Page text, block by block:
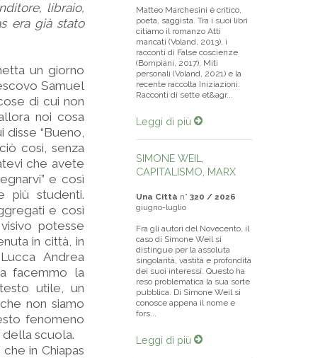
libraio,
era già stato
un giorno
Samuel
di cui non
noi cosa
disse “Bueno,
così, senza
che avete
e così
più studenti.
e così
potesse
in città, in
Andrea
facemmo la
utile, un
non siamo
fenomeno
scuola.
in Chiapas
Matteo Marchesini è critico,
poeta, saggista. Tra i suoi libri
citiamo il romanzo Atti
mancati (Voland, 2013), i
racconti di False coscienze
(Bompiani, 2017), Miti
personali (Voland, 2021) e la
recente raccolta Iniziazioni.
Racconti di sette et&agr...
Leggi di più
SIMONE WEIL,
CAPITALISMO, MARX
Una Città n° 320 / 2026
giugno-luglio
Fra gli autori del Novecento, il
caso di Simone Weil si
distingue per la assoluta
singolarità, vastità e profondità
dei suoi interessi. Questo ha
reso problematica la sua sorte
pubblica. Di Simone Weil si
conosce appena il nome e
fors...
Leggi di più